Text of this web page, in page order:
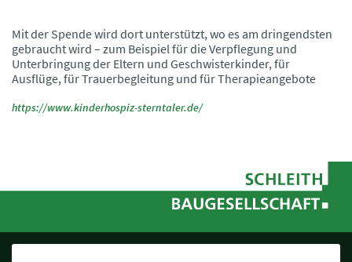
Mit der Spende wird dort unterstützt, wo es am dringendsten
gebraucht wird – zum Beispiel für die Verpflegung und
Unterbringung der Eltern und Geschwisterkinder, für
Ausflüge, für Trauerbegleitung und für Therapieangebote
https://www.kinderhospiz-sterntaler.de/